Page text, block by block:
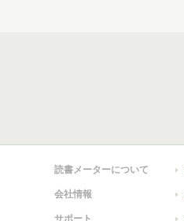
読書メーターについて
会社情報